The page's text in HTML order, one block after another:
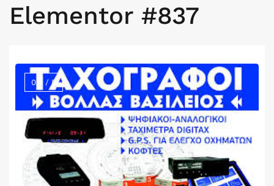
Elementor #837
0.0 / 5